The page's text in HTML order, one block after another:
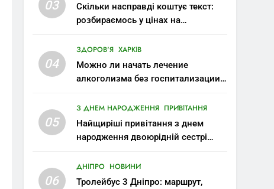
03
Скільки насправді коштує текст:
розбираємось у цінах на
04
ЗДОРОВ'Я ХАРКІВ
Можно ли начать лечение
алкоголизма без госпитализации:
05
З ДНЕМ НАРОДЖЕННЯ ПРИВІТАННЯ
Найщиріші привітання з днем
народження двоюрідній сестрі
06
ДНІПРО НОВИНИ
Тролейбус 3 Дніпро: маршрут,